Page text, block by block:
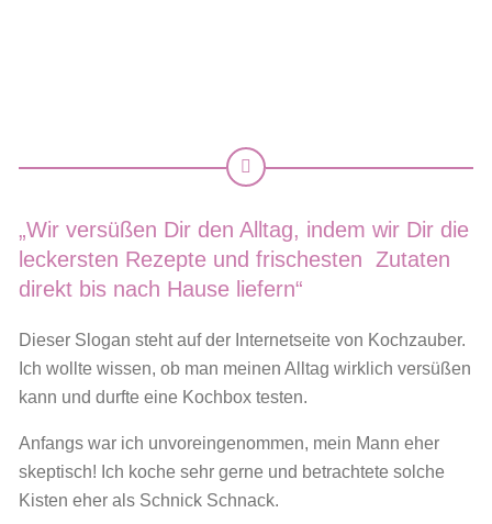
„Wir versüßen Dir den Alltag, indem wir Dir die
leckersten Rezepte und frischesten Zutaten
direkt bis nach Hause liefern“
Dieser Slogan steht auf der Internetseite von Kochzauber.
Ich wollte wissen, ob man meinen Alltag wirklich versüßen
kann und durfte eine Kochbox testen.
Anfangs war ich unvoreingenommen, mein Mann eher
skeptisch! Ich koche sehr gerne und betrachtete solche
Kisten eher als Schnick Schnack.